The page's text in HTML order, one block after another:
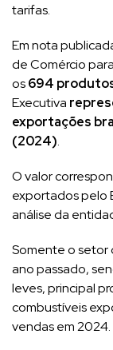
tarifas.
Em nota
de Comércio
os694
Executiva
exportações
(2024).
O valor
exportados pelo
análise da
Somente o setor
ano passado,
leves, principal
combustíveis
vendas em 2024.